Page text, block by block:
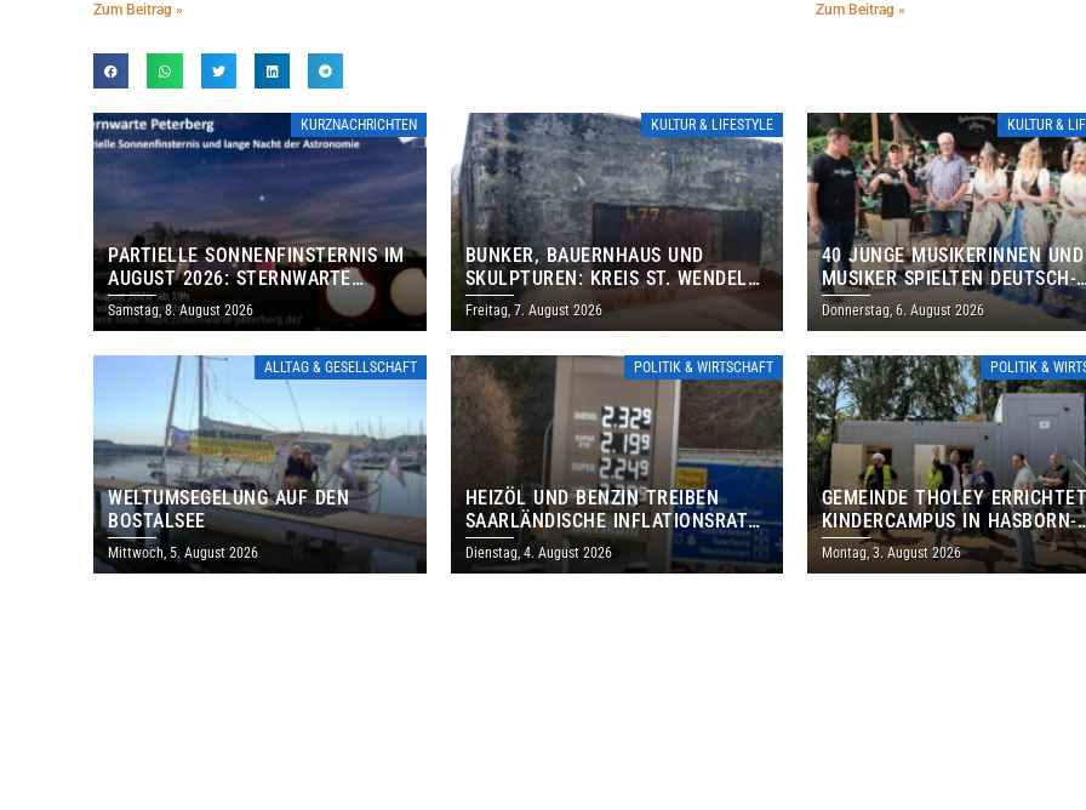
Zum Beitrag » Zum Beitrag »
KURZNACHRICHTEN
PARTIELLE SONNENFINSTERNIS IM
AUGUST 2026: STERNWARTE
PETERBERG ÖFFNET KOSTENLOS
IHRE TORE
Samstag, 8. August 2026
KULTUR & LIFESTYLE
BUNKER, BAUERNHAUS UND
SKULPTUREN: KREIS ST. WENDEL
LÄDT ZUM TAG DES OFFENEN
DENKMALS EIN
Freitag, 7. August 2026
KULTUR &
40 JUNGE MUSIKERINNEN UND
MUSIKER SPIELTEN DEUTSCH-
BRASILIANISCHES
THOLEY
Donnerstag, 6. August 2026
ALLTAG & GESELLSCHAFT
WELTUMSEGELUNG AUF DEN
BOSTALSEE
Mittwoch, 5. August 2026
POLITIK & WIRTSCHAFT
HEIZÖL UND BENZIN TREIBEN
SAARLÄNDISCHE INFLATIONSRATE
IM JULI AUF 3,2 PROZENT
Dienstag, 4. August 2026
POLITIK &
GEMEINDE THOLEY
KINDERCAMPUS IN HASBORN-
DAUTWEILER FÜR RUND 8,5
MILLIONEN EURO
Montag, 3. August 2026